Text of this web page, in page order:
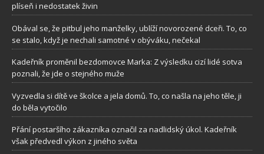
plíseň i nedostatek živin
Obával se, že pitbul jeho manželky, ublíží novorozené dceři. To, co
se stalo, když je nechali samotné v obýváku, nečekal
Kadeřník proměnil bezdomovce Marka: Z výsledku cizí lidé sotva
poznali, že jde o stejného muže
Vyzvedla si dítě ve školce a jela domů. To, co našla na jeho těle, ji
do běla vytočilo
Přání postaršího zákazníka označil za nadlidský úkol. Kadeřník
však předvedl výkon z jiného světa